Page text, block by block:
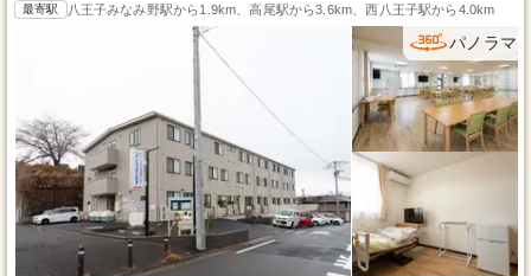
最寄駅 八王子みなみ野駅から1.9km、高尾駅から3.6km、西八王子駅から4.0km
パノラマ